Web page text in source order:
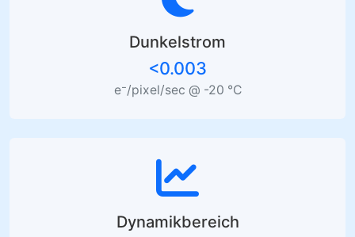
Dunkelstrom
<0.003
e⁻/pixel/sec @ -20 °C
Dynamikbereich